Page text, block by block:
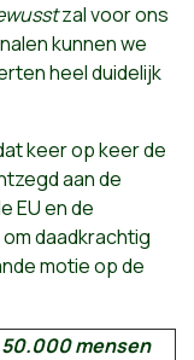
zal voor ons
kunnen we
heel duidelijk
keer op keer de
aan de
EU en de
daadkrachtig
motie op de
50.000 mensen